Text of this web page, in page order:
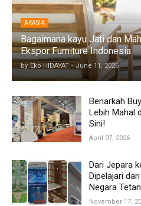
AKASIA
Bagaimana kayu Jati dan
Ekspor Furniture Indonesia
by Eko HIDAYAT - June 11, 2026
Benarkah
Lebih Mahal
Sini!
April 07, 2026
Dari Jepara
Dipelajari
Negara
November 17,